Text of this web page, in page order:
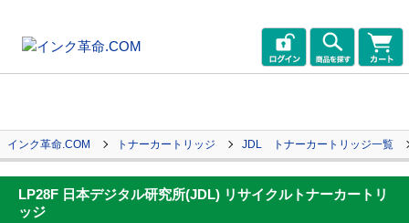
インク革命.COM トナーカートリッジ JDL トナーカートリッジ一覧
LP28F 日本デジタル研究所(JDL) リサイクルトナーカートリ
ッジ